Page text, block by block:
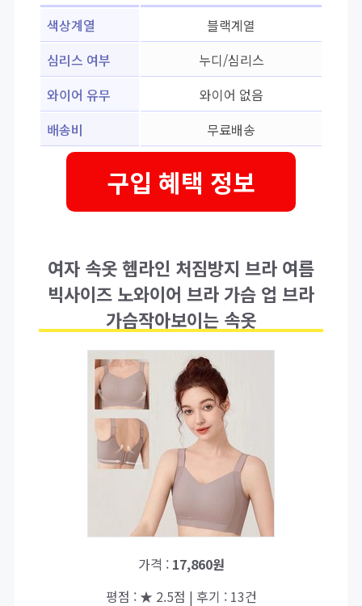
색상계열
블랙계열
심리스 여부
누디/심리스
와이어 유무
와이어 없음
배송비
무료배송
구입 혜택 정보
여자 속옷 헴라인 처짐방지 브라 여름
빅사이즈 노와이어 브라 가슴 업 브라
가슴작아보이는 속옷
가격 : 17,860원
평점 : ★ 2.5점 | 후기 : 13건